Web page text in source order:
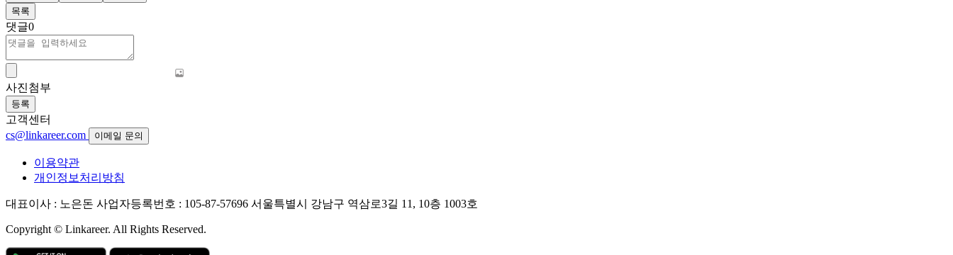
목록
댓글0
사진첨부
등록
고객센터
cs@linkareer.com
이메일 문의
이용약관
개인정보처리방침
대표이사 : 노은돈 사업자등록번호 : 105-87-57696 서울특별시 강남구 역삼로3길 11, 10층 1003호
Copyright © Linkareer. All Rights Reserved.